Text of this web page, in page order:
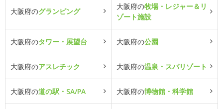
大阪府のグランピング
大阪府の牧場・レジャー＆リ
ゾート施設
大阪府のタワー・展望台 大阪府の公園
大阪府のアスレチック 大阪府の温泉・スパリゾート
大阪府の道の駅・SA/PA 大阪府の博物館・科学館